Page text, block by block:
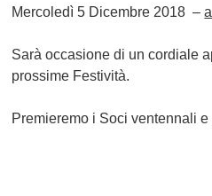
Mercoledì 5 Dicembre 2018 –
Sarà occasione di un cordiale
prossime Festività.
Premieremo i Soci ventennali